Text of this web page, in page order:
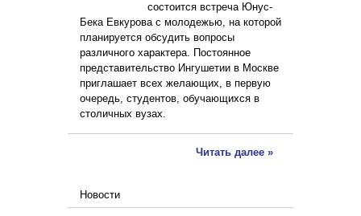
состоится встреча Юнус-
Бека Евкурова с молодежью, на которой
планируется обсудить вопросы
различного характера. Постоянное
представительство Ингушетии в Москве
приглашает всех желающих, в первую
очередь, студентов, обучающихся в
столичных вузах.
Читать далее »
Новости